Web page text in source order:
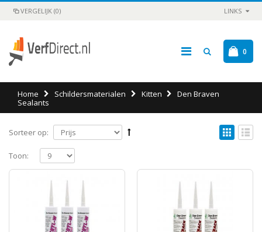
VERGELIJK (0) LINKS
0
Home Schildersmaterialen Kitten
Den Braven
Sealants
Sorteer op:
Toon: